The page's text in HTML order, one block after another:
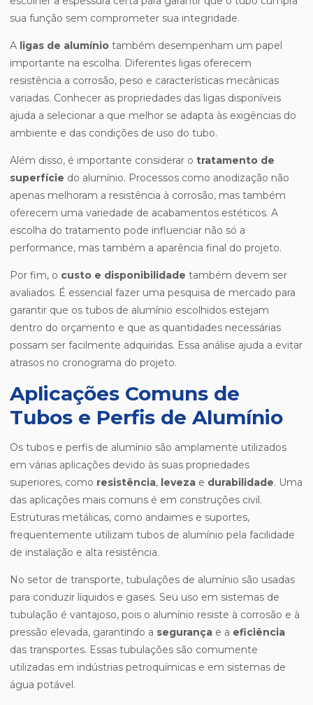
sua função sem comprometer sua integridade.
A ligas de alumínio também desempenham um papel
importante na escolha. Diferentes ligas oferecem
resistência a corrosão, peso e características mecânicas
variadas. Conhecer as propriedades das ligas disponíveis
ajuda a selecionar a que melhor se adapta às exigências do
ambiente e das condições de uso do tubo.
Além disso, é importante considerar o tratamento de
superfície do alumínio. Processos como anodização não
apenas melhoram a resistência à corrosão, mas também
oferecem uma variedade de acabamentos estéticos. A
escolha do tratamento pode influenciar não só a
performance, mas também a aparência final do projeto.
Por fim, o custo e disponibilidade também devem ser
avaliados. É essencial fazer uma pesquisa de mercado para
garantir que os tubos de alumínio escolhidos estejam
dentro do orçamento e que as quantidades necessárias
possam ser facilmente adquiridas. Essa análise ajuda a evitar
atrasos no cronograma do projeto.
Aplicações Comuns de
Tubos e Perfis de Alumínio
Os tubos e perfis de alumínio são amplamente utilizados
em várias aplicações devido às suas propriedades
superiores, como resistência, leveza e durabilidade. Uma
das aplicações mais comuns é em construções civil.
Estruturas metálicas, como andaimes e suportes,
frequentemente utilizam tubos de alumínio pela facilidade
de instalação e alta resistência.
No setor de transporte, tubulações de alumínio são usadas
para conduzir líquidos e gases. Seu uso em sistemas de
tubulação é vantajoso, pois o alumínio resiste à corrosão e à
pressão elevada, garantindo a segurança e a eficiência
das transportes. Essas tubulações são comumente
utilizadas em indústrias petroquímicas e em sistemas de
água potável.